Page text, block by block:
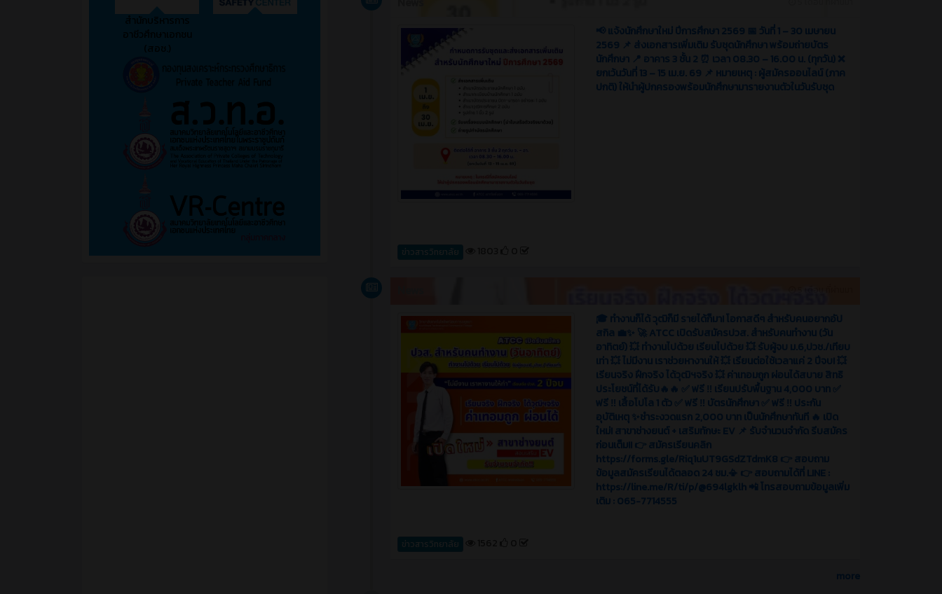
สำนักบริหารการ
อาชีวศึกษาเอกชน
(สอช.)
📢 แจ้งนักศึกษาใหม่ ปีการศึกษา 2569 📅 วันที่ 1 – 30 เมษายน
2569 📌 ส่งเอกสารเพิ่มเติม รับชุดนักศึกษา พร้อมถ่ายบัตร
นักศึกษา 📍 อาคาร 3 ชั้น 2 ⏰ เวลา 08.30 – 16.00 น. (ทุกวัน) ❌
ยกเว้นวันที่ 13 – 15 เม.ย. 69 📌 หมายเหตุ : ผู้สมัครออนไลน์ (ภาค
ปกติ) ให้นำผู้ปกครองพร้อมนักศึกษามารายงานตัวในวันรับชุด
ข่าวสารวิทยาลัย
🎓 ทำงานก็ได้ วุฒิก็มี รายได้ก็มา! โอกาสดีๆ สำหรับคนอยากอัป
สกิล 💼✨ 🚀 ATCC เปิดรับสมัครปวส. สำหรับคนทำงาน (วัน
อาทิตย์) 💥 ทำงานไปด้วย เรียนไปด้วย 💥 รับผู้จบ ม.6,ปวช./เทียบ
เท่า 💥 ไม่มีงาน เราช่วยหางานให้ 💥 เรียนต่อใช้เวลาแค่ 2 ปีจบ! 💥
เรียนจริง ฝึกจริง ได้วุฒิฯจริง 💥 ค่าเทอมถูก ผ่อนได้สบาย สิทธิ
ประโยชน์ที่ได้รับ🔥🔥 ✅ ฟรี ‼️ เรียนปรับพื้นฐาน 4,000 บาท ✅
ฟรี ‼️ เสื้อโปโล 1 ตัว ✅ ฟรี ‼️ บัตรนักศึกษา ✅ ฟรี ‼️ ประกัน
อุบัติเหตุ ✨ชำระงวดแรก 2,000 บาท เป็นนักศึกษาทันที 🔥 เปิด
ใหม่! สาขาช่างยนต์ + เสริมทักษะ EV 📌 รับจำนวนจำกัด รีบสมัคร
ก่อนเต็ม!! 👉 สมัครเรียนคลิก
https://forms.gle/Riq1uUT9GSdZTdmK8 👉 สอบถาม
ข้อมูลสมัครเรียนได้ตลอด 24 ชม.📳 👉 สอบถามได้ที่ LINE :
https://line.me/R/ti/p/@694lgklh 📲 โทรสอบถามข้อมูลเพิ่ม
เติม : 065-7714555
ข่าวสารวิทยาลัย
more